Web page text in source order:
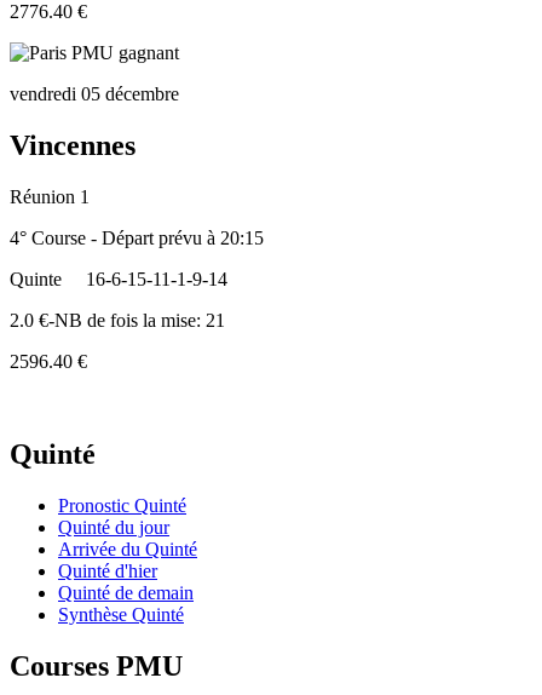
2776.40 €
vendredi 05 décembre
Vincennes
Réunion 1
4° Course - Départ prévu à 20:15
Quinte
16-6-15-11-1-9-14
2.0 €-NB de fois la mise: 21
2596.40 €
Quinté
Pronostic Quinté
Quinté du jour
Arrivée du Quinté
Quinté d'hier
Quinté de demain
Synthèse Quinté
Courses PMU